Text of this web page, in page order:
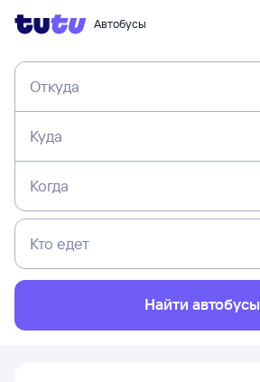
Автобусы
Откуда
Куда
Когда
Кто едет
Найти автобусы